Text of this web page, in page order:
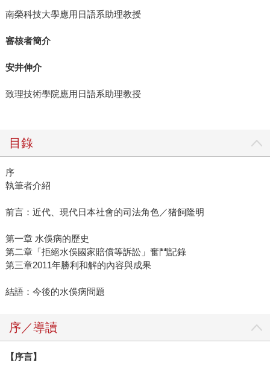
南榮科技大學應用日語系助理教授
審核者簡介
安井伸介
致理技術學院應用日語系助理教授
目錄
序
執筆者介紹
前言：近代、現代日本社會的司法角色／猪飼隆明
第一章 水俁病的歷史
第二章「拒絕水俁國家賠償等訴訟」奮鬥記錄
第三章2011年勝利和解的內容與成果
結語：今後的水俁病問題
序／導讀
【序言】